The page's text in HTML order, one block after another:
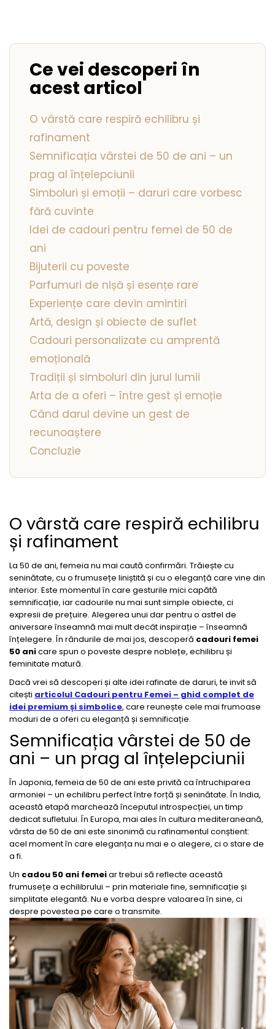
Pandantive cu Perle
Brose cu Perle
Ce vei descoperi în
acest articol
O vârstă care respiră echilibru și
rafinament
Semnificația vârstei de 50 de ani – un
prag al înțelepciunii
Simboluri și emoții – daruri care vorbesc
fără cuvinte
Idei de cadouri pentru femei de 50 de
ani
Bijuterii cu poveste
Parfumuri de nișă și esențe rare
Experiențe care devin amintiri
Artă, design și obiecte de suflet
Cadouri personalizate cu amprentă
emoțională
Tradiții și simboluri din jurul lumii
Arta de a oferi – între gest și emoție
Când darul devine un gest de
recunoaștere
Concluzie
O vârstă care respiră echilibru
și rafinament
La 50 de ani, femeia nu mai caută confirmări. Trăiește cu
seninătate, cu o frumusețe liniștită și cu o eleganță care vine din
interior. Este momentul în care gesturile mici capătă
semnificație, iar cadourile nu mai sunt simple obiecte, ci
expresii de prețuire. Alegerea unui dar pentru o astfel de
aniversare înseamnă mai mult decât inspirație – înseamnă
înțelegere. În rândurile de mai jos, descoperă cadouri femei
50 anicare spun o poveste despre noblețe, echilibru și
feminitate matură.
Dacă vrei să descoperi și alte idei rafinate de daruri, te invit să
citești articolul Cadouri pentru Femei – ghid complet de
idei premium și simbolice, care reunește cele mai frumoase
moduri de a oferi cu eleganță și semnificație.
Semnificația vârstei de 50 de
ani – un prag al înțelepciunii
În Japonia, femeia de 50 de ani este privită ca întruchiparea
armoniei – un echilibru perfect între forță și seninătate. În India,
această etapă marchează începutul introspecției, un timp
dedicat sufletului. În Europa, mai ales în cultura mediteraneană,
vârsta de 50 de ani este sinonimă cu rafinamentul conștient:
acel moment în care eleganța nu mai e o alegere, ci o stare de
a fi.
Un cadou 50 ani femeiar trebui să reflecte această
frumusețe a echilibrului – prin materiale fine, semnificație și
simplitate elegantă. Nu e vorba despre valoarea în sine, ci
despre povestea pe care o transmite.